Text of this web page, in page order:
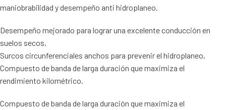
maniobrabilidad y desempeño anti hidroplaneo.
Desempeño mejorado para lograr una excelente conducción en
suelos secos,
Surcos circunferenciales anchos para prevenir el hidroplaneo,
Compuesto de banda de larga duración que maximiza el
rendimiento kilométrico.
Compuesto de banda de larga duración que maximiza el